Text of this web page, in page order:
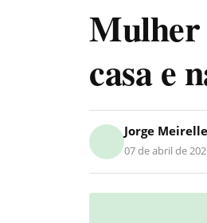
Mulher
casa e
Jorge
07 de abril de